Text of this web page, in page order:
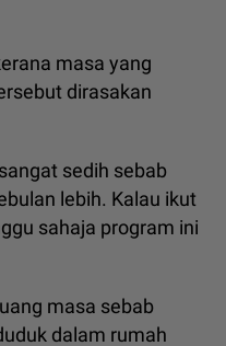
masa yang
dirasakan
sedih sebab
lebih. Kalau ikut
sahaja program ini
masa sebab
dalam rumah